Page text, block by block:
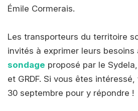
Émile Cormerais.
Les transporteurs du territoire
invités à exprimer leurs besoins
sondage proposé par le
et GRDF. Si vous êtes intéressé,
30 septembre pour y répondre !